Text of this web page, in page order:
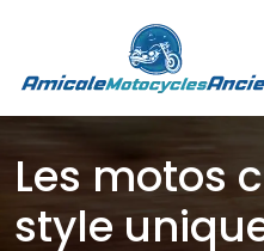
Les motos
style